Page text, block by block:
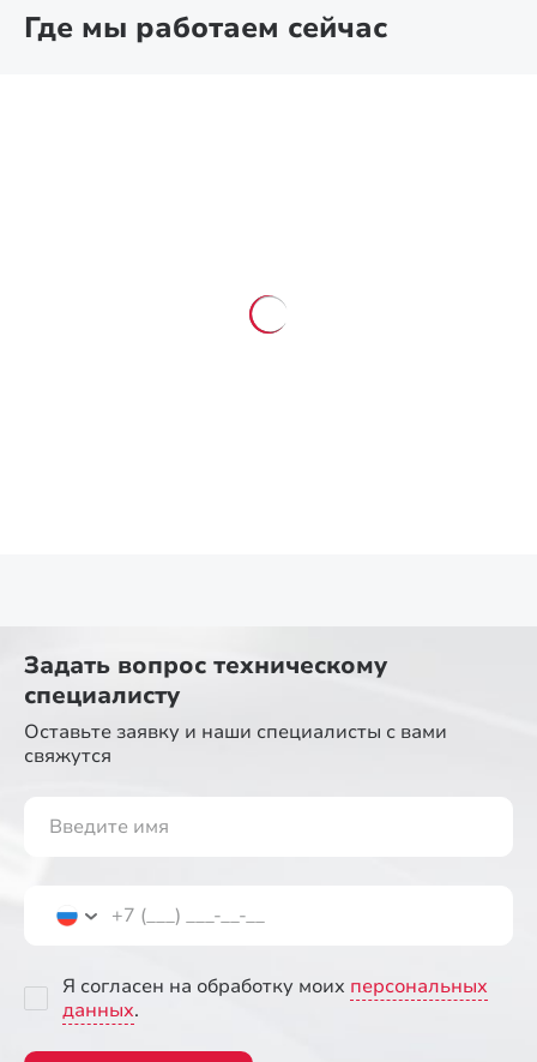
Где мы работаем сейчас
Задать вопрос техническому
специалисту
Оставьте заявку и наши специалисты с вами
свяжутся
Я согласен на обработку моих персональных
данных.